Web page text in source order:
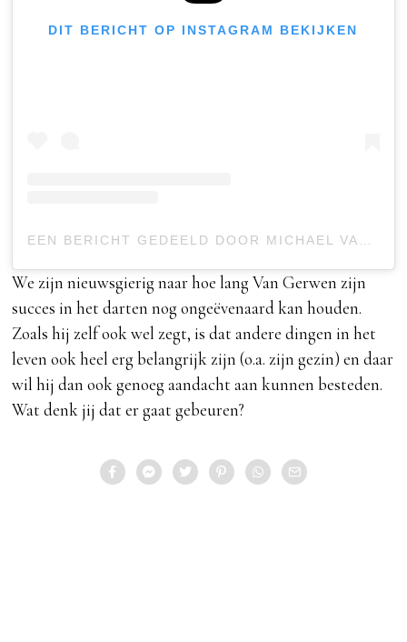
DIT BERICHT OP INSTAGRAM BEKIJKEN
We zijn nieuwsgierig naar hoe lang Van Gerwen zijn
succes in het darten nog ongeëvenaard kan houden.
Zoals hij zelf ook wel zegt, is dat andere dingen in het
leven ook heel erg belangrijk zijn (o.a. zijn gezin) en daar
wil hij dan ook genoeg aandacht aan kunnen besteden.
Wat denk jij dat er gaat gebeuren?